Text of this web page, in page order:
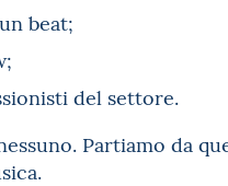
beat;
del settore.
Partiamo da